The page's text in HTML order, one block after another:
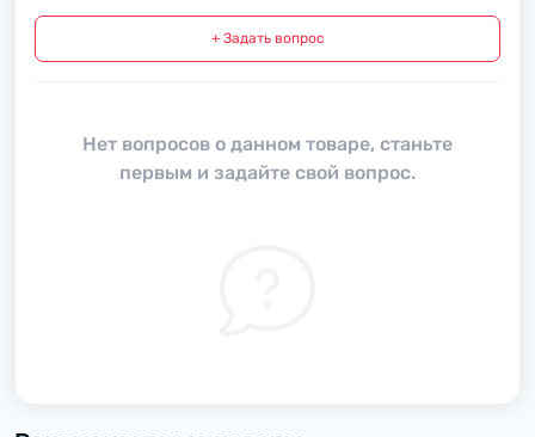
+ Задать вопрос
Нет вопросов о данном товаре, станьте
первым и задайте свой вопрос.